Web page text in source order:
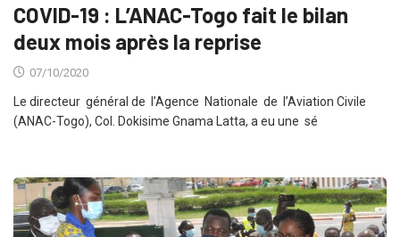
COVID-19 : L’ANAC-Togo fait le bilan
deux mois après la reprise
07/10/2020
Le directeur général de l’Agence Nationale de l’Aviation Civile
(ANAC-Togo), Col. Dokisime Gnama Latta, a eu une sé